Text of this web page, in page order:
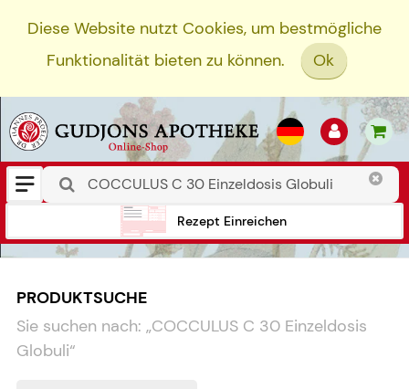
Diese Website nutzt Cookies, um bestmögliche
Funktionalität bieten zu können.
Ok
Rezept Einreichen
PRODUKTSUCHE
Sie suchen nach: „COCCULUS C 30 Einzeldosis
Globuli“